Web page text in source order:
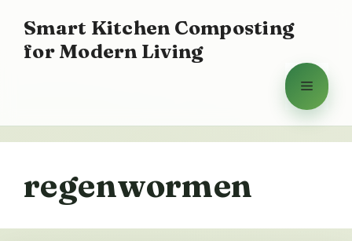
naarSmart Kitchen Composting
for Modern Living
Menu
regenwormen